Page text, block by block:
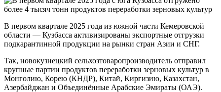
В первом квартале 2025 года из южной части Кемеровской
области — Кузбасса активизированы экспортные отгрузки
подкарантинной продукции на рынки стран Азии и СНГ.
Так, новокузнецкий сельхозтоваропроизводитель отправил
крупные партии продуктов переработки зерновых культур в
Монголию, Корею (КНДР), Китай, Киргизию, Казахстан,
Азербайджан и Объединённые Арабские Эмираты (ОАЭ).